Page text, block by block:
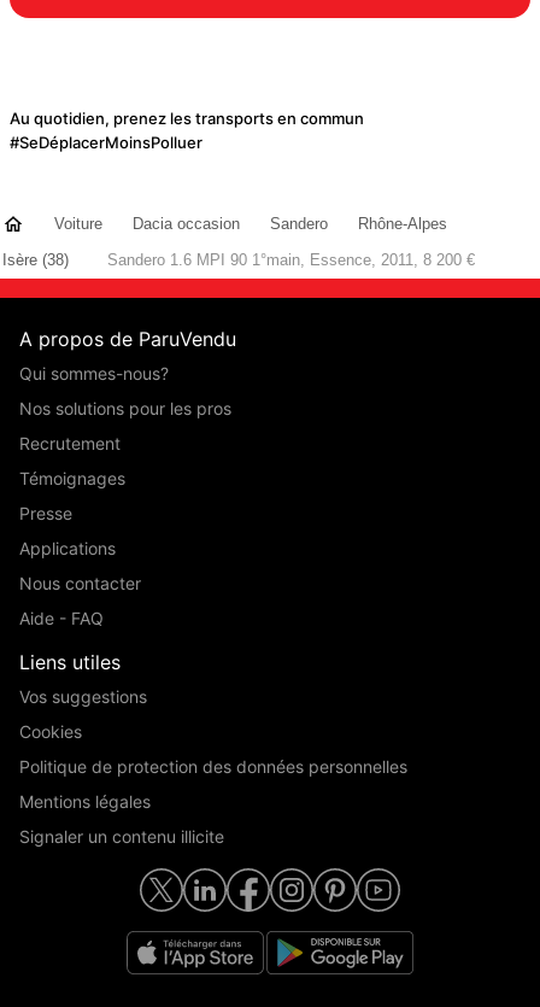
Au quotidien, prenez les transports en commun
#SeDéplacerMoinsPolluer
Voiture Dacia occasion Sandero
Rhône-Alpes
Isère (38)
Sandero 1.6 MPI 90 1°main, Essence, 2011, 8 200 €
A propos de ParuVendu
Qui sommes-nous?
Nos solutions pour les pros
Recrutement
Témoignages
Presse
Applications
Nous contacter
Aide - FAQ
Liens utiles
Vos suggestions
Cookies
Politique de protection des données personnelles
Mentions légales
Signaler un contenu illicite